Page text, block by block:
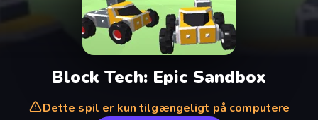
Block Tech: Epic Sandbox
Dette spil er kun tilgængeligt på computere